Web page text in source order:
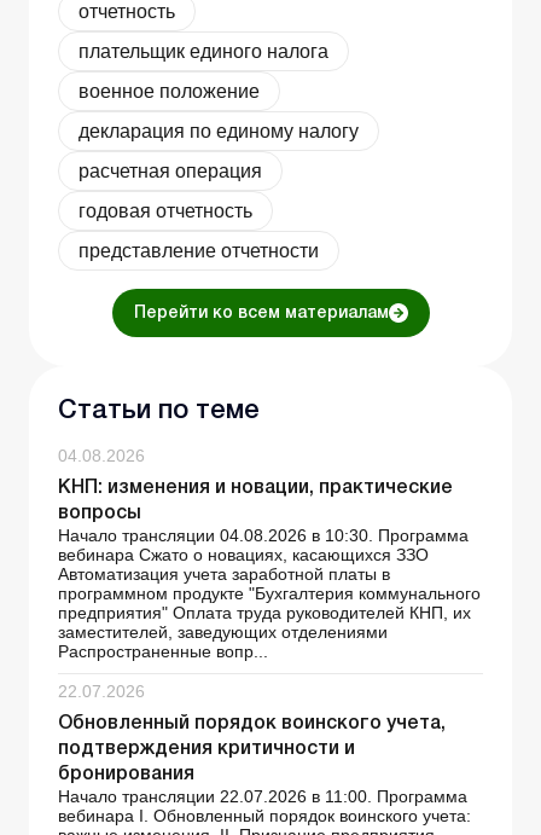
отчетность
плательщик единого налога
военное положение
декларация по единому налогу
расчетная операция
годовая отчетность
представление отчетности
Перейти ко всем материалам
Статьи по теме
04.08.2026
КНП: изменения и новации, практические
вопросы
Начало трансляции 04.08.2026 в 10:30. Программа
вебинара Сжато о новациях, касающихся ЗЗО
Автоматизация учета заработной платы в
программном продукте "Бухгалтерия коммунального
предприятия" Оплата труда руководителей КНП, их
заместителей, заведующих отделениями
Распространенные вопр...
22.07.2026
Обновленный порядок воинского учета,
подтверждения критичности и
бронирования
Начало трансляции 22.07.2026 в 11:00. Программа
вебинара І. Обновленный порядок воинского учета: